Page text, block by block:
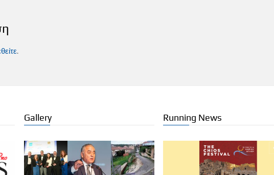
.
Gallery Running News